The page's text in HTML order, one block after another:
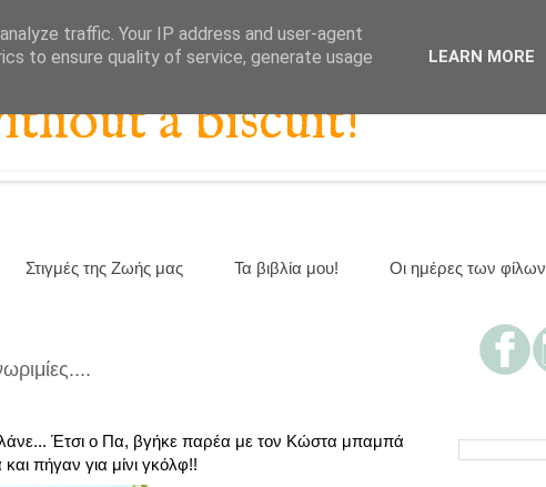
a biscuit!
Στιγμές της Ζωής μας Τα βιβλία μου! Οι ημέρες των φίλων
Έτσι ο Πα, βγήκε παρέα με τον Κώστα μπαμπά
πήγαν για μίνι γκόλφ!!
traffic. Your IP address and user-agent
to ensure quality of service, generate usage
LEARN MORE